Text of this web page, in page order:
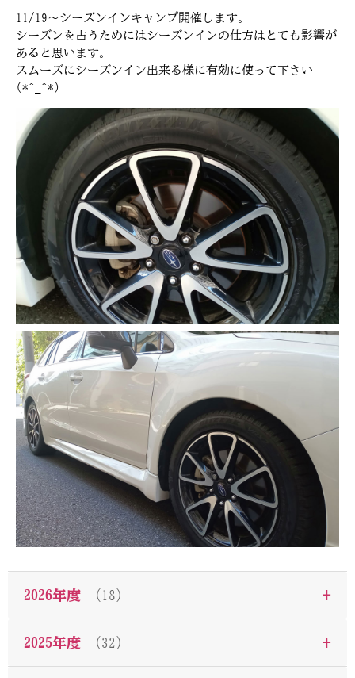
11/19～シーズンインキャンプ開催します。
シーズンを占うためにはシーズンインの仕方はとても影響が
あると思います。
スムーズにシーズンイン出来る様に有効に使って下さい
(*^_^*)
2026年度 （18） +
2025年度 （32） +